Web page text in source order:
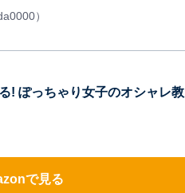
）
! ぽっちゃり女子のオシャレ教
で見る